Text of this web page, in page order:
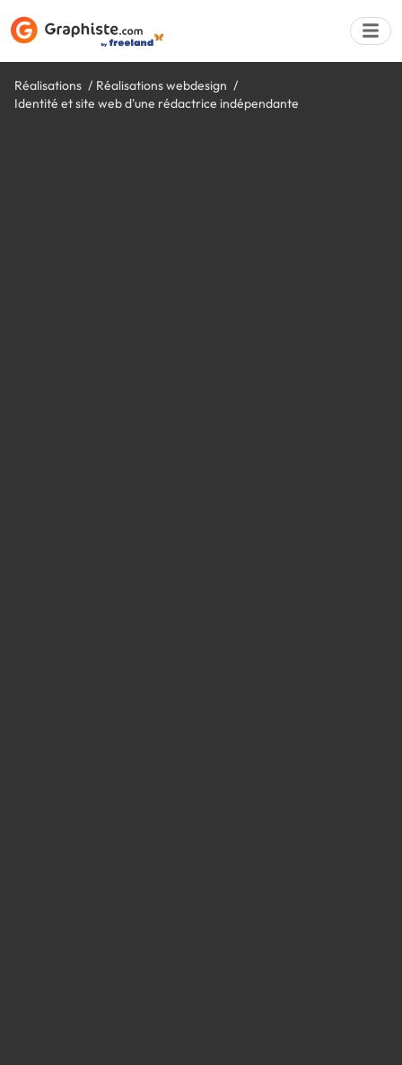
Réalisations
Réalisations webdesign
Identité et site web d'une rédactrice indépendante